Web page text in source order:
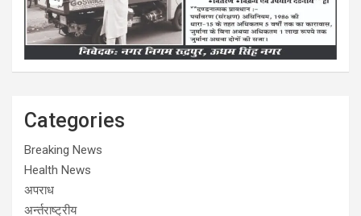
Categories
Breaking News
Health News
अपराध
अर्न्तराष्ट्रीय